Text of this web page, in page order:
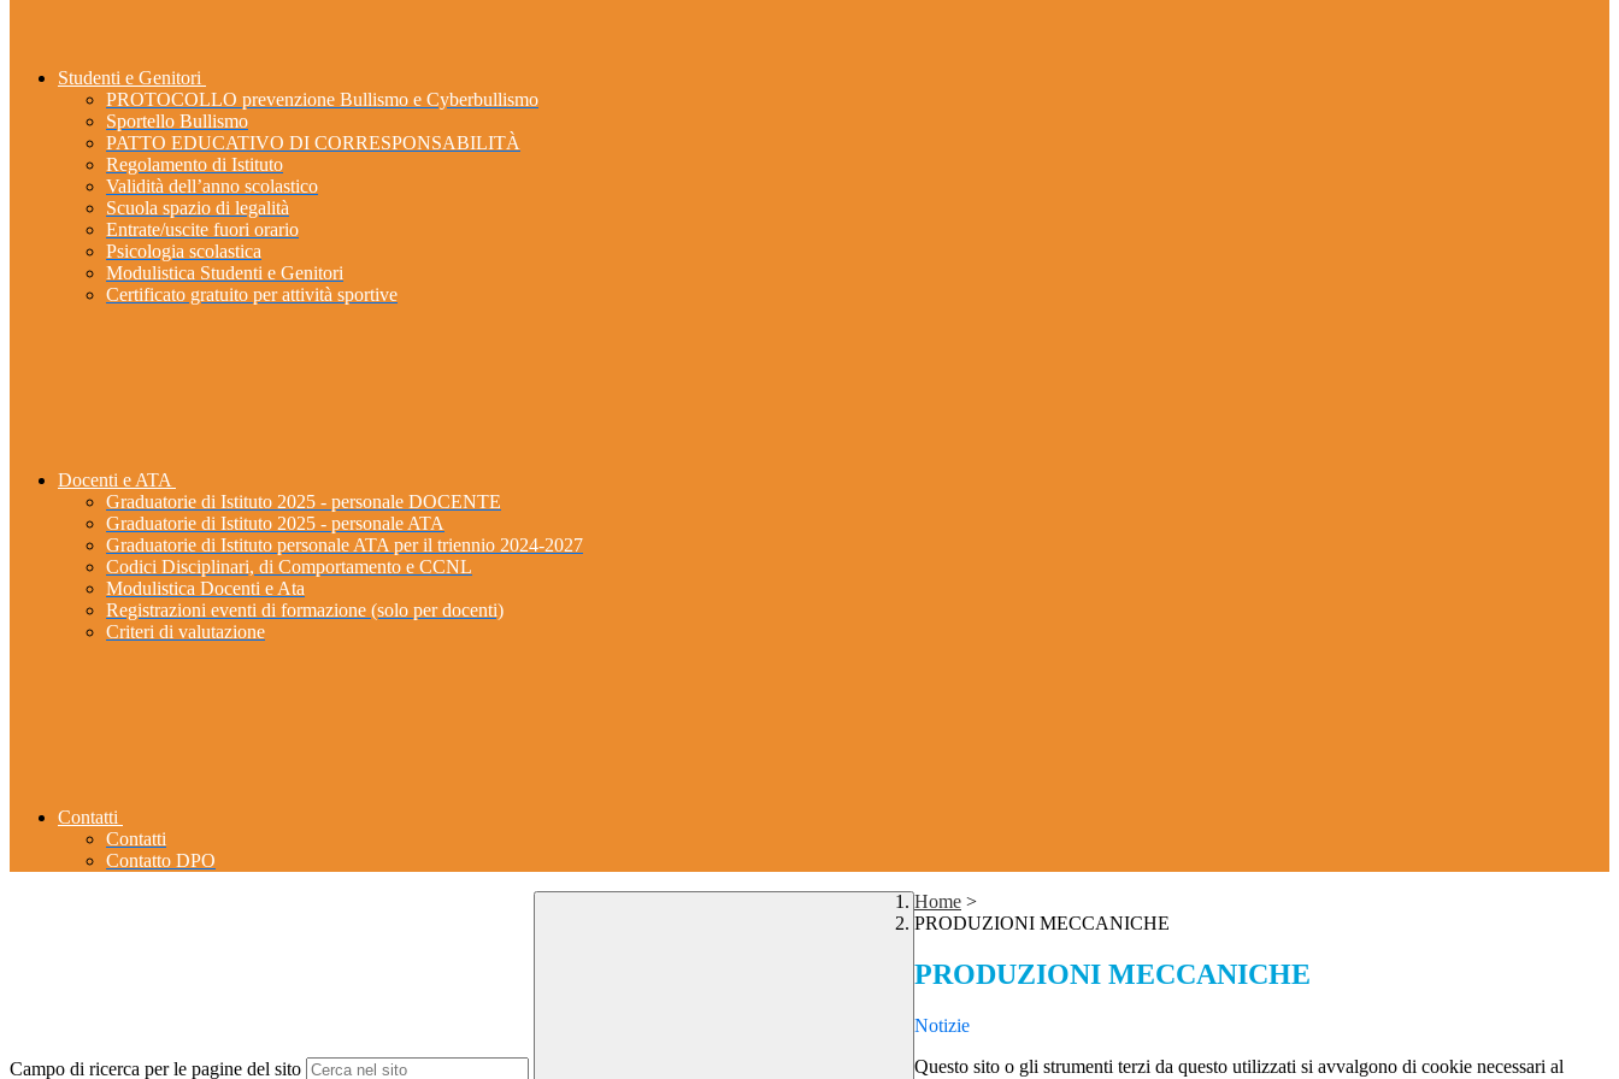
Studenti e Genitori
PROTOCOLLO prevenzione Bullismo e Cyberbullismo
Sportello Bullismo
PATTO EDUCATIVO DI CORRESPONSABILITÀ
Regolamento di Istituto
Validità dell’anno scolastico
Scuola spazio di legalità
Entrate/uscite fuori orario
Psicologia scolastica
Modulistica Studenti e Genitori
Certificato gratuito per attività sportive
Docenti e ATA
Graduatorie di Istituto 2025 - personale DOCENTE
Graduatorie di Istituto 2025 - personale ATA
Graduatorie di Istituto personale ATA per il triennio 2024-2027
Codici Disciplinari, di Comportamento e CCNL
Modulistica Docenti e Ata
Registrazioni eventi di formazione (solo per docenti)
Criteri di valutazione
Contatti
Contatti
Contatto DPO
Campo di ricerca per le pagine del sito
Home >
PRODUZIONI MECCANICHE
PRODUZIONI MECCANICHE
Notizie
Questo sito o gli strumenti terzi da questo utilizzati si avvalgono di cookie necessari al